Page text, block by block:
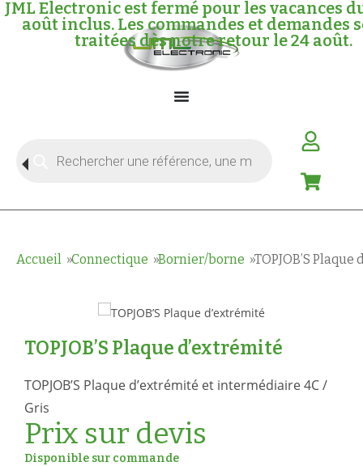
JML Electronic est fermé pour les vacances
août inclus. Les commandes et demandes
traitées dès notre retour le 24 août.
Accueil Connectique Bornier/borne TOPJOB’S
TOPJOB’S Plaque d’extrémité
TOPJOB’S Plaque d’extrémité et intermédiaire 4C /
Gris
Prix sur devis
Disponible sur commande